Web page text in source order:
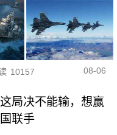
10157 08-06
局决不能输，想赢
联手